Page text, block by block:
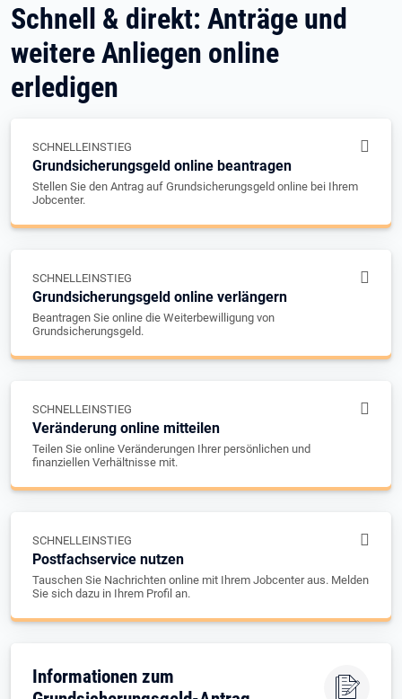
Schnell & direkt: Anträge und
weitere Anliegen online
erledigen
SCHNELLEINSTIEG
Grundsicherungsgeld online beantragen
Stellen Sie den Antrag auf Grundsicherungsgeld online bei Ihrem
Jobcenter.
SCHNELLEINSTIEG
Grundsicherungsgeld online verlängern
Beantragen Sie online die Weiterbewilligung von
Grundsicherungsgeld.
SCHNELLEINSTIEG
Veränderung online mitteilen
Teilen Sie online Veränderungen Ihrer persönlichen und
finanziellen Verhältnisse mit.
SCHNELLEINSTIEG
Postfachservice nutzen
Tauschen Sie Nachrichten online mit Ihrem Jobcenter aus. Melden
Sie sich dazu in Ihrem Profil an.
Informationen zum